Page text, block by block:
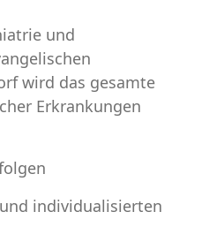
und
wird das gesamte
Erkrankungen
individualisierten